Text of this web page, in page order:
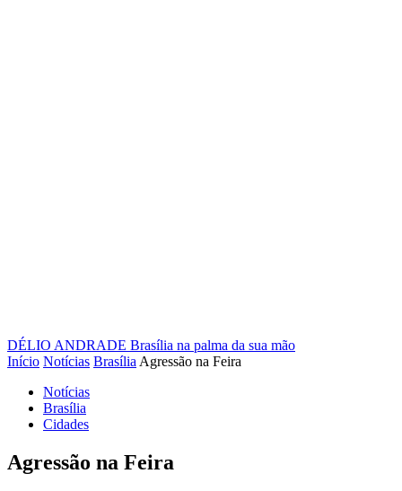
DÉLIO ANDRADE Brasília na palma da sua mão
Início Notícias Brasília Agressão na Feira
Notícias
Brasília
Cidades
Agressão na Feira